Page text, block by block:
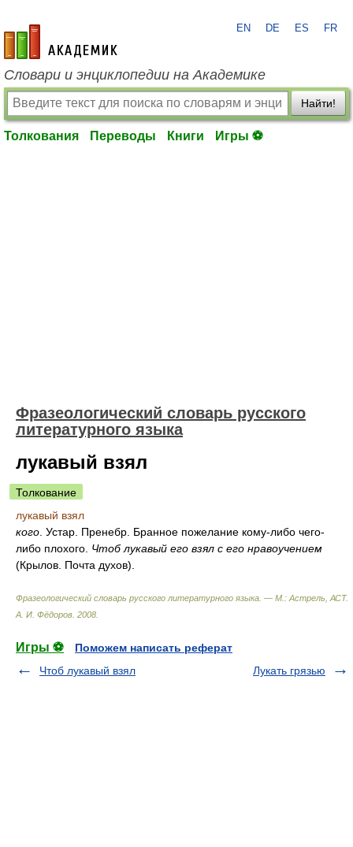
academic.ru
EN DE ES FR
Словари и энциклопедии на Академике
Найти!
Толкования Переводы Книги Игры ⚽
Фразеологический словарь русского
литературного языка
лукавый взял
Толкование
лукавый взял
кого . Устар. Пренебр. Бранное пожелание кому-либо чего-
либо плохого. Чтоб лукавый его взял с его нравоучением
(Крылов. Почта духов).
Фразеологический словарь русского литературного языка. — М.: Астрель, АСТ.
А. И. Фёдоров 2008
Игры ⚽
Поможем написать реферат
Чтоб лукавый взял
Лукать грязью